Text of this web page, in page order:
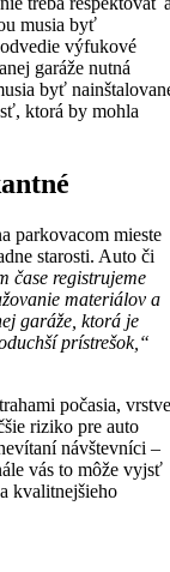
musia byť
výfukové
garáže nutná
byť
ktorá by mohla
parkovacom mieste
starosti. Auto či
čase registrujeme
materiálov a
garáže, ktorá je
prístrešok,“
počasia,
riziko pre auto
návštevníci –
vás to môže vyjsť
kvalitnejšieho